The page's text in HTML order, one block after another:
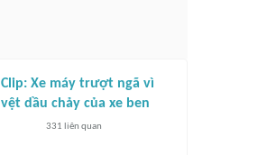
Clip: Xe máy trượt ngã vì
vệt dầu chảy của xe ben
331 liên quan